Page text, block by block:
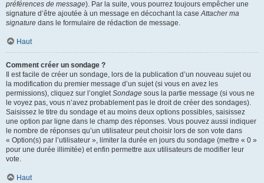
préférences de message). Par la suite, vous pourrez toujours empêcher une
signature d’être ajoutée à un message en décochant la caseAttacher ma
signature dans le formulaire de rédaction de message.
Haut
Comment créer un sondage ?
Il est facile de créer un sondage, lors de la publication d’un nouveau sujet ou
la modification du premier message d’un sujet (si vous en avez les
permissions), cliquez sur l’ongletSondage sous la partie message (si vous ne
le voyez pas, vous n’avez probablement pas le droit de créer des sondages).
Saisissez le titre du sondage et au moins deux options possibles, saisissez
une option par ligne dans le champ des réponses. Vous pouvez aussi indiquer
le nombre de réponses qu’un utilisateur peut choisir lors de son vote dans
« Option(s) par l’utilisateur », limiter la durée en jours du sondage (mettre « 0 »
pour une durée illimitée) et enfin permettre aux utilisateurs de modifier leur
vote.
Haut